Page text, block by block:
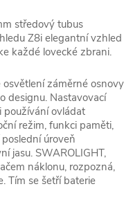
středový tubus
Z8i elegantní vzhled
každé lovecké zbrani.
osvětlení záměrné osnovy
designu. Nastavovací
ovládat
režim, funkci paměti,
úroveň
jasu. SWAROLIGHT,
náklonu, rozpozná,
Tím se šetří baterie